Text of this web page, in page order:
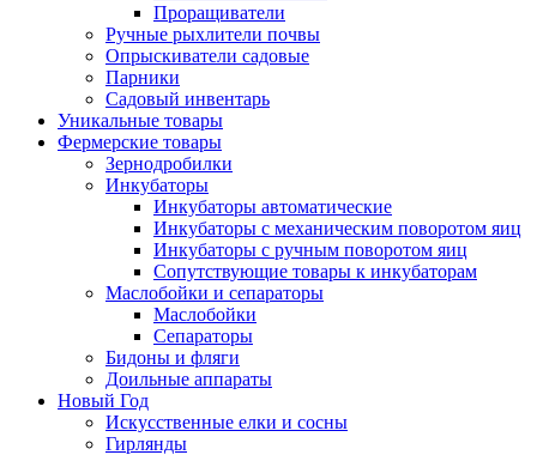
Проращиватели
Ручные рыхлители почвы
Опрыскиватели садовые
Парники
Садовый инвентарь
Уникальные товары
Фермерские товары
Зернодробилки
Инкубаторы
Инкубаторы автоматические
Инкубаторы с механическим поворотом яиц
Инкубаторы с ручным поворотом яиц
Сопутствующие товары к инкубаторам
Маслобойки и сепараторы
Маслобойки
Сепараторы
Бидоны и фляги
Доильные аппараты
Новый Год
Искусственные елки и сосны
Гирлянды